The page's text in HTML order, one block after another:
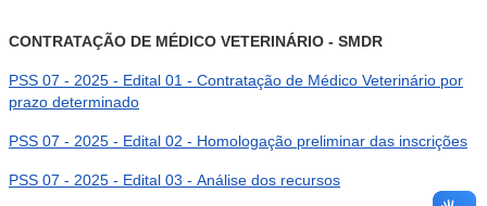
CONTRATAÇÃO DE MÉDICO VETERINÁRIO - SMDR
PSS 07 - 2025 - Edital 01 - Contratação de Médico Veterinário por
prazo determinado
PSS 07 - 2025 - Edital 02 - Homologação preliminar das inscrições
PSS 07 - 2025 - Edital 03 - Análise dos recursos